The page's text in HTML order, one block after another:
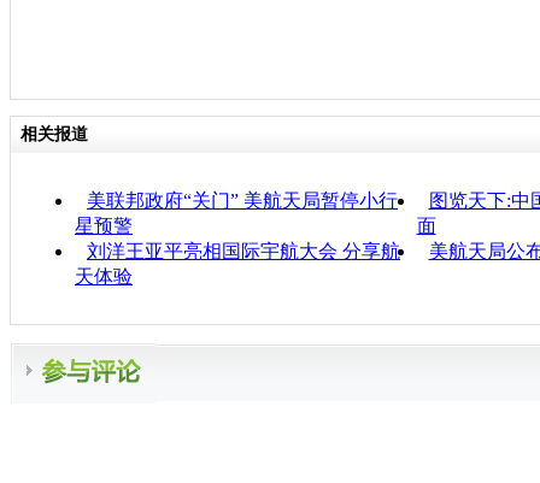
相关报道
美联邦政府“关门” 美航天局暂停小行
星预警
图览天下:中
面
刘洋王亚平亮相国际宇航大会 分享航
天体验
美航天局公